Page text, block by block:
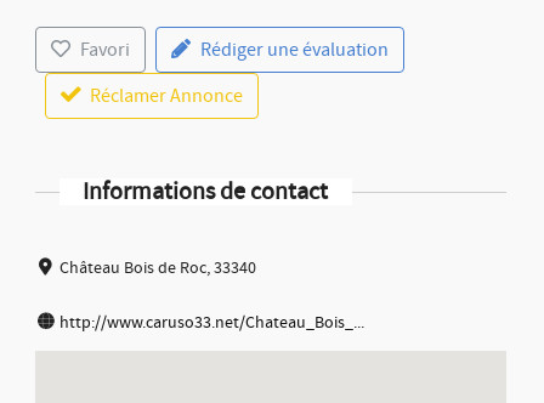
Favori
Rédiger une évaluation
Réclamer Annonce
Informations de contact
Château Bois de Roc, 33340
http://www.caruso33.net/Chateau_Bois_...